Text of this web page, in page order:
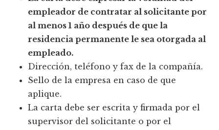
empleador de contratar al solicitante por
al menos 1 año después de que la
residencia permanente le sea otorgada al
empleado.
Dirección, teléfono y fax de la compañía.
Sello de la empresa en caso de que
aplique.
La carta debe ser escrita y firmada por el
supervisor del solicitante o por el